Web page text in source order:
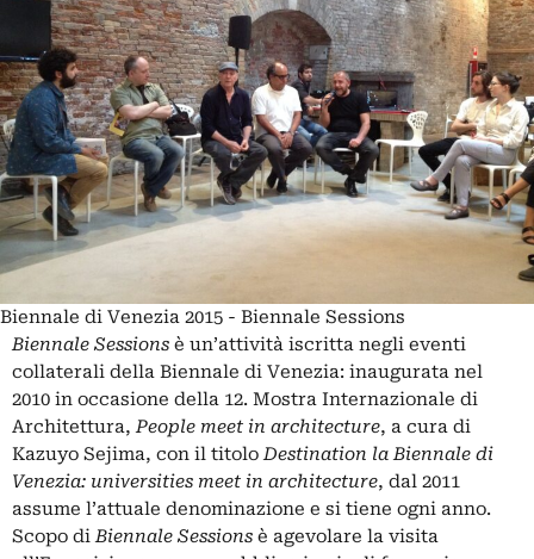
Biennale di Venezia 2015 - Biennale Sessions
Biennale Sessions è un’attività iscritta negli eventi
collaterali della Biennale di Venezia: inaugurata nel
2010 in occasione della 12. Mostra Internazionale di
Architettura, People meet in architecture, a cura di
Kazuyo Sejima, con il titoloDestination la Biennale di
Venezia: universities meet in architecture, dal 2011
assume l’attuale denominazione e si tiene ogni anno.
Scopo diBiennale Sessions è agevolare la visita